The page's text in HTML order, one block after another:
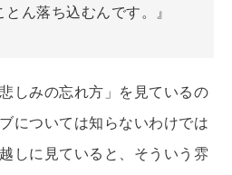
ん落ち込むんです。』
しみの忘れ方」を見ているの
については知らないわけでは
しに見ていると、そういう雰